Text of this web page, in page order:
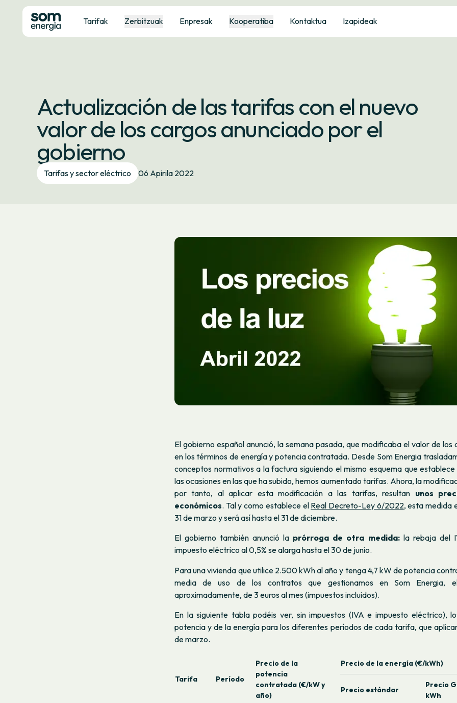
Tarifak Zerbitzuak Enpresak Kooperatiba Kontaktua Izapideak
Actualización de las tarifas con el nuevo
valor de los cargos anunciado por el
gobierno
Tarifas y sector eléctrico 06 Apirila 2022
El gobierno español anunció, la semana pasada, que modificaba el valor de los
en los términos de energía y potencia contratada. Desde Som Energia
conceptos normativos a la factura siguiendo el mismo esquema que
las ocasiones en las que ha subido, hemos aumentado tarifas. Ahora, la
por tanto, al aplicar esta modificación a las tarifas, resultan unos
económicos. Tal y como establece el Real Decreto-Ley 6/2022, esta medida
31 de marzo y será así hasta el 31 de diciembre.
El gobierno también anunció la prórroga de otra medida:la rebaja del
impuesto eléctrico al 0,5% se alarga hasta el 30 de junio.
Para una vivienda que utilice 2.500 kWh al año y tenga 4,7 kW de potencia
media de uso de los contratos que gestionamos en Som Energia,
aproximadamente, de 3 euros al mes (impuestos incluidos).
En la siguiente tabla podéis ver, sin impuestos (IVA e impuesto eléctrico),
potencia y de la energía para los diferentes períodos de cada tarifa, que
de marzo.
Tarifa Período
Precio de la
potencia
contratada (€/kW y
año)
Precio de la energía (€/kWh)
Precio estándar
Precio
kWh